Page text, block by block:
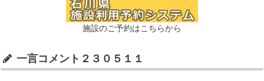
施設のご予約はこちらから
一言コメント２３０５１１